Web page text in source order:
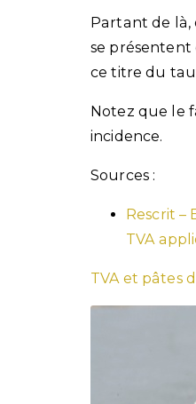
Partant de là,
se présentent
ce titre du
Notez que le
incidence.
Sources :
Rescrit –
TVA
TVA et pâtes